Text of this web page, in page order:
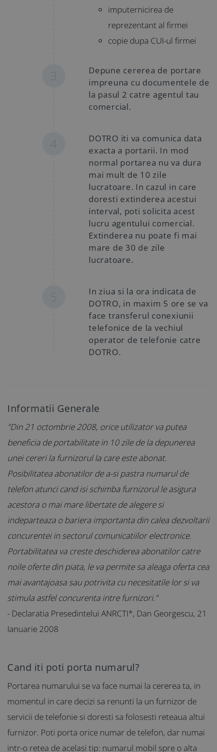
imputernicirea de
reprezentant al firmei
copie dupa CUI-ul firmei
Depune cererea de portare
impreuna cu documentele de
la pasul 2 catre agentul tau
comercial.
DOTRO iti va comunica data
exacta a portarii. In mod
normal portarea nu va dura
mai mult de 10 zile
lucratoare. In cazul in care
doresti extinderea acestui
interval, poti solicita acest
lucru agentului comercial.
Extinderea nu poate fi mai
mare de 30 de zile
lucratoare.
In ziua si la ora indicata de
DOTRO, in maxim 5 ore se va
face transferul conexiunii
telefonice de la vechiul
operator de telefonie catre
DOTRO.
Informatii Generale
"Din 21 octombrie 2008, orice utilizator va putea
beneficia de portabilitate in 10 zile de la depunerea
unei cereri la furnizorul la care este abonat.
Posibilitatea abonatilor de a-si pastra numarul de
telefon atunci cand isi schimba furnizorul le asigura
acestora o mai mare libertate de alegere si
indeparteaza o bariera importanta din calea dezvoltarii
concurentei in sectorul comunicatiilor electronice.
Portabilitatea va creste deschiderea abonatilor catre
noile oferte din piata, le va permite sa aleaga oferta cea
mai avantajoasa sau potrivita cu necesitatile lor si va
stimula astfel concurenta intre furnizori."
- Declaratia Presedintelui ANRCTI*, Dan Georgescu, 21
Ianuarie 2008
Cand iti poti porta numarul?
Portarea numarului se va face numai la cererea ta, in
momentul in care decizi sa renunti la un furnizor de
servicii de telefonie si doresti sa folosesti reteaua altui
furnizor. Poti porta orice numar de telefon, dar numai
intr-o retea de acelasi tip: numarul mobil spre o alta